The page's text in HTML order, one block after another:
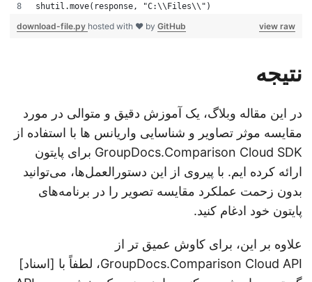
shutil.move(response, "C:\\Files\\")
view raw
download-file.pyhosted with ❤ byGitHub
نتیجه
در این مقاله وبلاگ، یک آموزش دقیق و متوالی در مورد
مقایسه موثر تصاویر و شناسایی واریانس ها با استفاده از
GroupDocs.Comparison Cloud SDK برای پایتون
ارائه کرده ایم. با پیروی از این دستورالعمل‌ها، می‌توانید
بدون زحمت عملکرد مقایسه تصویر را در برنامه‌های
پایتون خود ادغام کنید.
علاوه بر این، برای کاوش عمیق تر از
GroupDocs.Comparison Cloud API، لطفاً با [اسناد]